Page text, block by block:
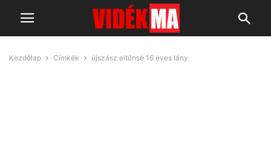
Kezdőlap Címkék újszász eltűnsé 16 éves lány